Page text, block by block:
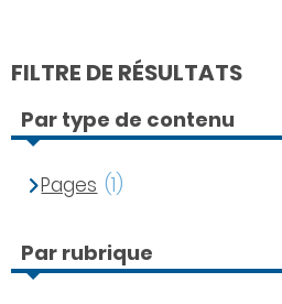
FILTRE DE RÉSULTATS
Par type de contenu
Pages (1)
Par rubrique